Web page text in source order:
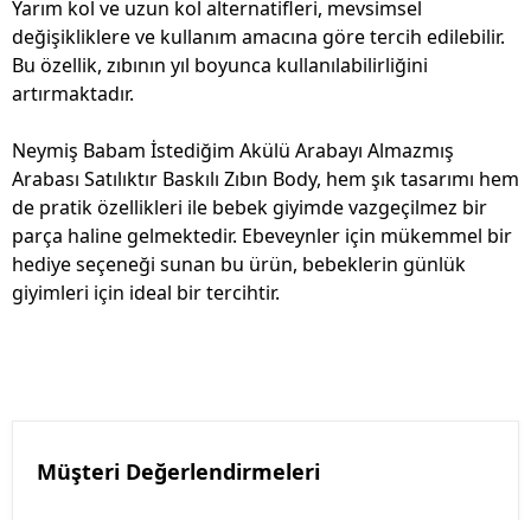
Yarım kol ve uzun kol alternatifleri, mevsimsel
değişikliklere ve kullanım amacına göre tercih edilebilir.
Bu özellik, zıbının yıl boyunca kullanılabilirliğini
artırmaktadır.
Neymiş Babam İstediğim Akülü Arabayı Almazmış
Arabası Satılıktır Baskılı Zıbın Body, hem şık tasarımı hem
de pratik özellikleri ile bebek giyimde vazgeçilmez bir
parça haline gelmektedir. Ebeveynler için mükemmel bir
hediye seçeneği sunan bu ürün, bebeklerin günlük
giyimleri için ideal bir tercihtir.
Müşteri Değerlendirmeleri